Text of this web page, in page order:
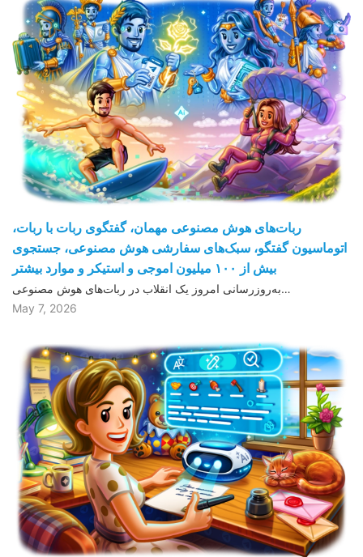
ربات‌های هوش مصنوعی مهمان، گفتگوی ربات با ربات،
اتوماسیون گفتگو، سبک‌های سفارشی هوش مصنوعی، جستجوی
بیش از ١۰۰ میلیون اموجی و استیکر و موارد بیشتر
به‌روزرسانی امروز یک انقلاب در ربات‌های هوش مصنوعی…
May 7, 2026